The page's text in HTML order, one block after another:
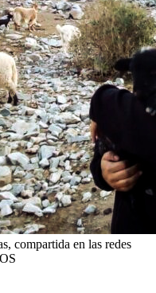
compartida en las redes